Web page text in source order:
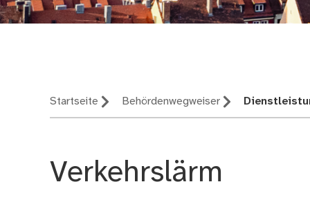
Startseite Behördenwegweiser
Verkehrslärm